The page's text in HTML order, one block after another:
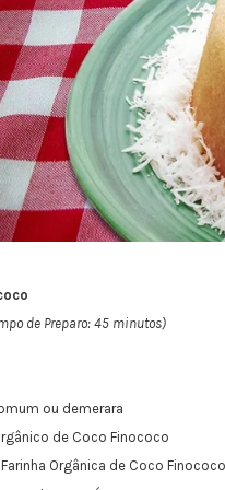
de Preparo: 45 minutos)
ou demerara
de Coco Finococo
Orgânica de Coco Finococo